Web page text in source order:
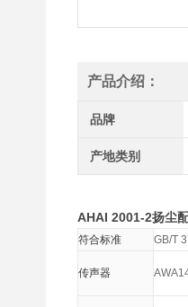
产品介绍：
品牌
产地类别
AHAI 2001-2扬尘
符合标准 GB/T
传声器